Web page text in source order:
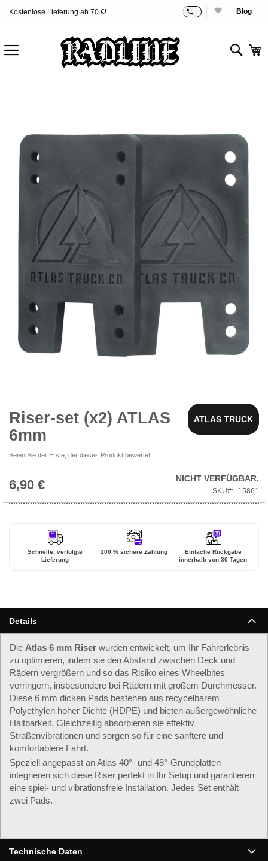
Zum
Kostenlose Lieferung ab 70 €! Blog
Ende
der
Bildgalerie
springen
Bildgalerie
springen
Riser-set (x2) ATLAS
6mm
ATLAS TRUCK
Seien Sie der Erste, der dieses Produkt bewertet
6,90 € NICHT VERFÜGBAR.
SKU 15861
Schnelle, verfolgte
Lieferung
100 % sichere Zahlung
Einfache Rückgabe
innerhalb von 30 Tagen
Details
Die Atlas 6 mm Riser wurden entwickelt, um Ihr Fahrerlebnis
zu optimieren, indem sie den Abstand zwischen Deck und
Rädern vergrößern und so das Risiko eines Wheelbites
verringern, insbesondere bei Rädern mit großem Durchmesser.
Diese 6 mm dicken Pads bestehen aus recycelbarem
Polyethylen hoher Dichte (HDPE) und bieten außergewöhnliche
Haltbarkeit. Gleichzeitig absorbieren sie effektiv
Straßenvibrationen und sorgen so für eine sanftere und
komfortablere Fahrt.
Speziell angepasst an Atlas 40°- und 48°-Grundplatten
integrieren sich diese Riser perfekt in Ihr Setup und garantieren
eine spiel- und vibrationsfreie Installation. Jedes Set enthält
zwei Pads.
Technische Daten